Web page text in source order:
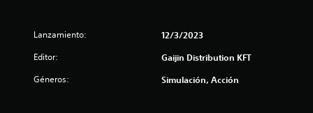
Lanzamiento: 12/3/2023
Editor: Gaijin Distribution KFT
Géneros: Simulación, Acción